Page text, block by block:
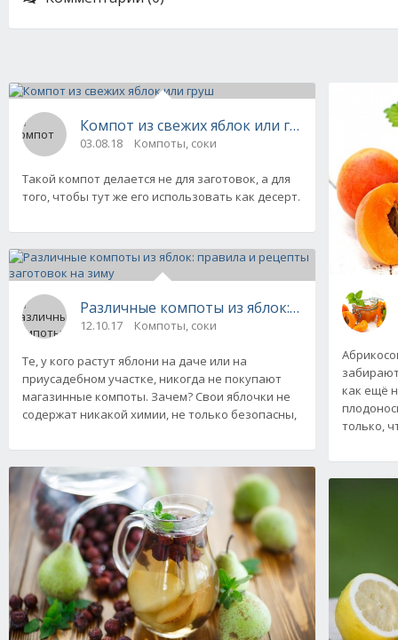
Компот из свежих яблок или груш
03.08.18 Компоты, соки
Такой компот делается не для заготовок, а для
того, чтобы тут же его использовать как десерт.
Различные компоты из яблок: правила и
12.10.17 Компоты, соки
Те, у кого растут яблони на даче или на
приусадебном участке, никогда не покупают
магазинные компоты. Зачем? Свои яблочки не
содержат никакой химии, не только безопасны,
как ещё
только,